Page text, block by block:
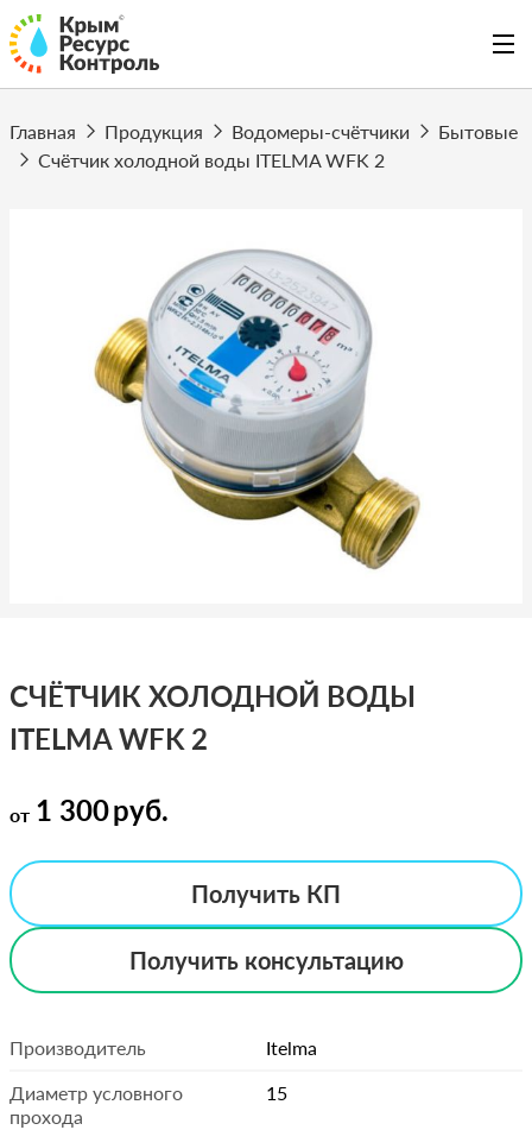
Главная Продукция Водомеры-счётчики
Бытовые
Счётчик холодной воды ITELMA WFK 2
СЧЁТЧИК ХОЛОДНОЙ ВОДЫ
ITELMA WFK 2
от 1 300руб.
Получить КП
Получить консультацию
Производитель
Itelma
Диаметр условного
прохода
15